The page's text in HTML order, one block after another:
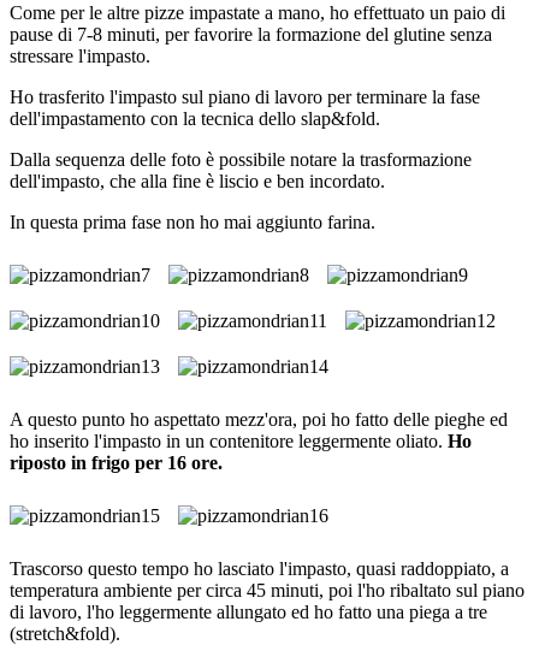
Come per le altre pizze impastate a mano, ho effettuato un paio di
pause di 7-8 minuti, per favorire la formazione del glutine senza
stressare l'impasto.
Ho trasferito l'impasto sul piano di lavoro per terminare la fase
dell'impastamento con la tecnica dello slap&fold.
Dalla sequenza delle foto è possibile notare la trasformazione
dell'impasto, che alla fine è liscio e ben incordato.
In questa prima fase non ho mai aggiunto farina.
A questo punto ho aspettato mezz'ora, poi ho fatto delle pieghe ed
ho inserito l'impasto in un contenitore leggermente oliato. Ho
riposto in frigo per 16 ore.
Trascorso questo tempo ho lasciato l'impasto, quasi raddoppiato, a
temperatura ambiente per circa 45 minuti, poi l'ho ribaltato sul piano
di lavoro, l'ho leggermente allungato ed ho fatto una piega a tre
(stretch&fold).